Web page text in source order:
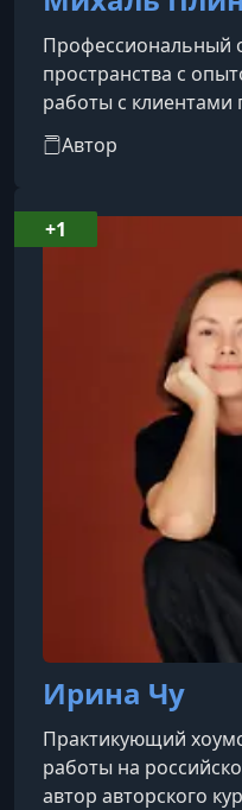
Профессиональный
пространства с
работы с
Лондона до Дубая,
востребованным
пространства».Не
сфере, но и мама:
пятилетнюю
Эйтана-Лави. Уже
который, по иронии
Автор
Ирина Чу
Практикующий
работы на
автор авторского
+1